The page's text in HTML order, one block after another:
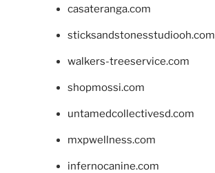
casateranga.com
sticksandstonesstudiooh.com
walkers-treeservice.com
shopmossi.com
untamedcollectivesd.com
mxpwellness.com
infernocanine.com